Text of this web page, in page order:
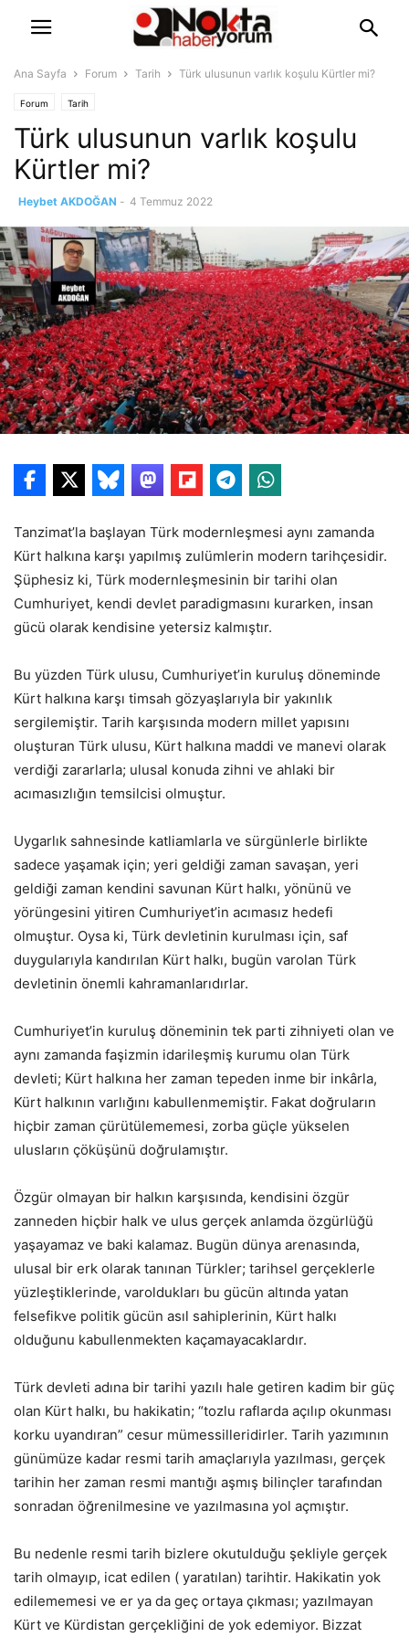
Ana Sayfa Forum Tarih Türk ulusunun varlık koşulu Kürtler mi?
Forum Tarih
Türk ulusunun varlık koşulu
Kürtler mi?
Heybet AKDOĞAN - 4 Temmuz 2022
Tanzimat’la başlayan Türk modernleşmesi aynı zamanda
Kürt halkına karşı yapılmış zulümlerin modern tarihçesidir.
Şüphesiz ki, Türk modernleşmesinin bir tarihi olan
Cumhuriyet, kendi devlet paradigmasını kurarken, insan
gücü olarak kendisine yetersiz kalmıştır.
Bu yüzden Türk ulusu, Cumhuriyet’in kuruluş döneminde
Kürt halkına karşı timsah gözyaşlarıyla bir yakınlık
sergilemiştir. Tarih karşısında modern millet yapısını
oluşturan Türk ulusu, Kürt halkına maddi ve manevi olarak
verdiği zararlarla; ulusal konuda zihni ve ahlaki bir
acımasızlığın temsilcisi olmuştur.
Uygarlık sahnesinde katliamlarla ve sürgünlerle birlikte
sadece yaşamak için; yeri geldiği zaman savaşan, yeri
geldiği zaman kendini savunan Kürt halkı, yönünü ve
yörüngesini yitiren Cumhuriyet’in acımasız hedefi
olmuştur. Oysa ki, Türk devletinin kurulması için, saf
duygularıyla kandırılan Kürt halkı, bugün varolan Türk
devletinin önemli kahramanlarıdırlar.
Cumhuriyet’in kuruluş döneminin tek parti zihniyeti olan ve
aynı zamanda faşizmin idarileşmiş kurumu olan Türk
devleti; Kürt halkına her zaman tepeden inme bir inkârla,
Kürt halkının varlığını kabullenmemiştir. Fakat doğruların
hiçbir zaman çürütülememesi, zorba güçle yükselen
ulusların çöküşünü doğrulamıştır.
Özgür olmayan bir halkın karşısında, kendisini özgür
zanneden hiçbir halk ve ulus gerçek anlamda özgürlüğü
yaşayamaz ve baki kalamaz. Bugün dünya arenasında,
ulusal bir erk olarak tanınan Türkler; tarihsel gerçeklerle
yüzleştiklerinde, varoldukları bu gücün altında yatan
felsefikve politik gücün asıl sahiplerinin, Kürt halkı
olduğunu kabullenmekten kaçamayacaklardır.
Türk devleti adına bir tarihi yazılı hale getiren kadim bir güç
olan Kürt halkı, bu hakikatin; “tozlu raflarda açılıp okunması
korku uyandıran” cesur mümessilleridirler. Tarih yazımının
günümüze kadar resmi tarih amaçlarıyla yazılması, gerçek
tarihin her zaman resmi mantığı aşmış bilinçler tarafından
sonradan öğrenilmesine ve yazılmasına yol açmıştır.
Bu nedenle resmi tarih bizlere okutulduğu şekliyle gerçek
tarih olmayıp, icat edilen ( yaratılan) tarihtir. Hakikatin yok
edilememesi ve er ya da geç ortaya çıkması; yazılmayan
Kürt ve Kürdistan gerçekliğini de yok edemiyor. Bizzat